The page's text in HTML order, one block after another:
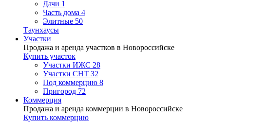
Дачи 1
Часть дома 4
Элитные 50
Таунхаусы
Участки
Продажа и аренда участков в Новороссийске
Купить участок
Участки ИЖС 28
Участки СНТ 32
Под коммерцию 8
Пригород 72
Коммерция
Продажа и аренда коммерции в Новороссийске
Купить коммерцию